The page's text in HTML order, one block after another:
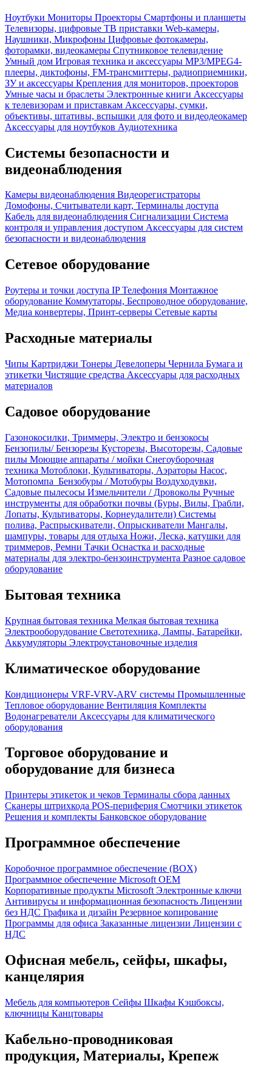
Ноутбуки Мониторы Проекторы Смартфоны и планшеты
Телевизоры, цифровые ТВ приставки Web-камеры,
Наушники, Микрофоны Цифровые фотокамеры,
фоторамки, видеокамеры Спутниковое телевидение
Умный дом Игровая техника и аксессуары MP3/MPEG4-
плееры, диктофоны, FM-трансмиттеры, радиоприемники,
ЗУ и аксессуары Крепления для мониторов, проекторов
Умные часы и браслеты Электронные книги Аксессуары
к телевизорам и приставкам Аксессуары, сумки,
объективы, штативы, вспышки для фото и видеодеокамер
Аксессуары для ноутбуков Аудиотехника
Системы безопасности и
видеонаблюдения
Камеры видеонаблюдения Видеорегистраторы
Домофоны, Считыватели карт, Терминалы доступа
Кабель для видеонаблюдения Сигнализации Система
контроля и управления доступом Аксессуары для систем
безопасности и видеонаблюдения
Сетевое оборудование
Роутеры и точки доступа IP Телефония Монтажное
оборудование Коммутаторы, Беспроводное оборудование,
Медиа конвертеры, Принт-серверы Сетевые карты
Расходные материалы
Чипы Картриджи Тонеры Девелоперы Чернила Бумага и
этикетки Чистящие средства Аксессуары для расходных
материалов
Садовое оборудование
Газонокосилки, Триммеры, Электро и бензокосы
Бензопилы/ Бензорезы Кусторезы, Высоторезы, Садовые
пилы Моющие аппараты / мойки Снегоуборочная
техника Мотоблоки, Культиваторы, Аэраторы Насос,
Мотопомпа Бензобуры / Мотобуры Воздуходувки,
Садовые пылесосы Измельчители / Дровоколы Ручные
инструменты для обработки почвы (Буры, Вилы, Грабли,
Лопаты, Культиваторы, Корнеудалители) Системы
полива, Распрыскиватели, Опрыскиватели Мангалы,
шампуры, товары для отдыха Ножи, Леска, катушки для
триммеров, Ремни Тачки Оснастка и расходные
материалы для электро-бензоинструмента Разное садовое
оборудование
Бытовая техника
Крупная бытовая техника Мелкая бытовая техника
Электрооборудование Светотехника, Лампы, Батарейки,
Аккумуляторы Электроустановочные изделия
Климатическое оборудование
Кондиционеры VRF-VRV-ARV системы Промышленные
Тепловое оборудование Вентиляция Комплекты
Водонагреватели Аксессуары для климатического
оборудования
Торговое оборудование и
оборудование для бизнеса
Принтеры этикеток и чеков Терминалы сбора данных
Сканеры штрихкода POS-периферия Смотчики этикеток
Решения и комплекты Банковское оборудование
Программное обеспечение
Коробочное программное обеспечение (BOX)
Программное обеспечение Microsoft OEM
Корпоративные продукты Microsoft Электронные ключи
Антивирусы и информационная безопасность Лицензии
без НДС Графика и дизайн Резервное копирование
Программы для офиса Заказанные лицензии Лицензии с
НДС
Офисная мебель, сейфы, шкафы,
канцелярия
Мебель для компьютеров Сейфы Шкафы Кэшбоксы,
ключницы Канцтовары
Кабельно-проводниковая
продукция, Материалы, Крепеж